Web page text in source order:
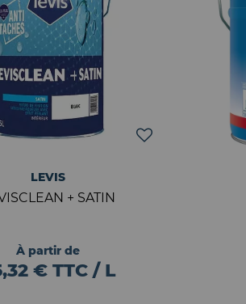
LEVIS
+ SATIN
À partir de
€ TTC / L